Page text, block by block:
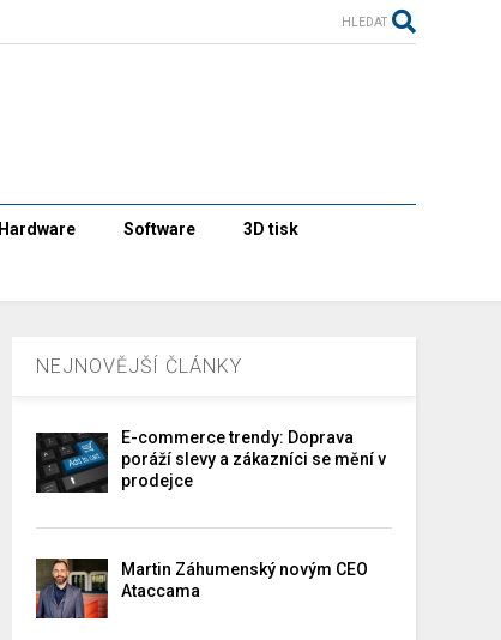
HLEDAT
Hardware Software 3D tisk
NEJNOVĚJŠÍ ČLÁNKY
E-commerce trendy: Doprava
poráží slevy a zákazníci se mění v
prodejce
Martin Záhumenský novým CEO
Ataccama